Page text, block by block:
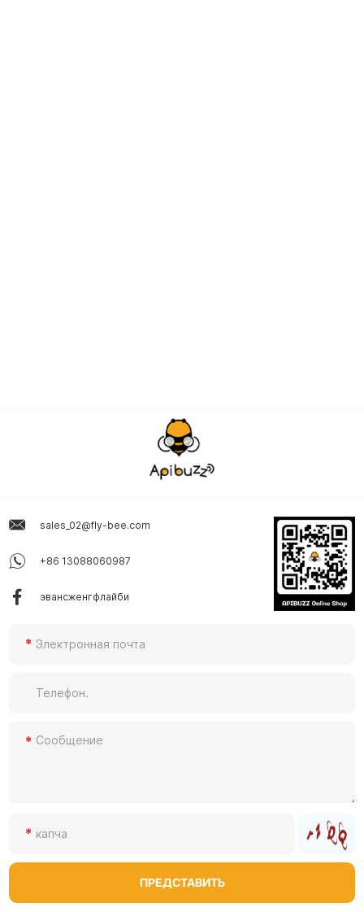
sales_02@fly-bee.com
+86 13088060987
эвансженгфлайби